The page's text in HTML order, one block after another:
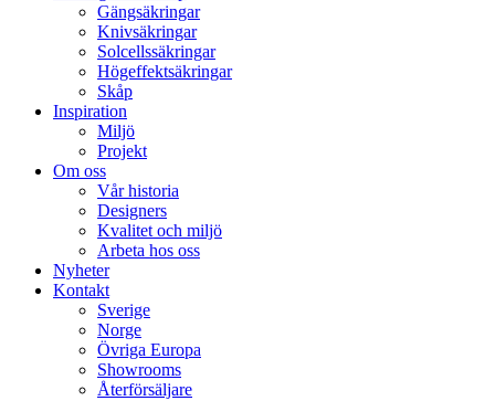
Gängsäkringar
Knivsäkringar
Solcellssäkringar
Högeffektsäkringar
Skåp
Inspiration
Miljö
Projekt
Om oss
Vår historia
Designers
Kvalitet och miljö
Arbeta hos oss
Nyheter
Kontakt
Sverige
Norge
Övriga Europa
Showrooms
Återförsäljare